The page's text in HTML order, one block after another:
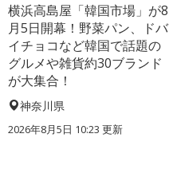
横浜高島屋「韓国市場」が8
月5日開幕！野菜パン、ドバ
イチョコなど韓国で話題の
グルメや雑貨約30ブランド
が大集合！
神奈川県
2026年8月5日 10:23 更新